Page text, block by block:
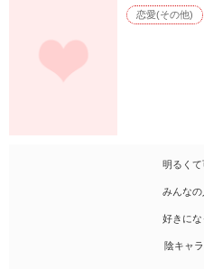
恋愛(その他)
明るくて
みんな
好きにな
陰キャ